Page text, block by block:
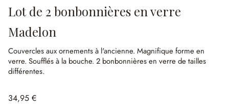
Lot de 2 bonbonnières en verre
Madelon
Couvercles aux ornements à l'ancienne. Magnifique forme en
verre. Soufflés à la bouche. 2 bonbonnières en verre de tailles
différentes.
34,95 €